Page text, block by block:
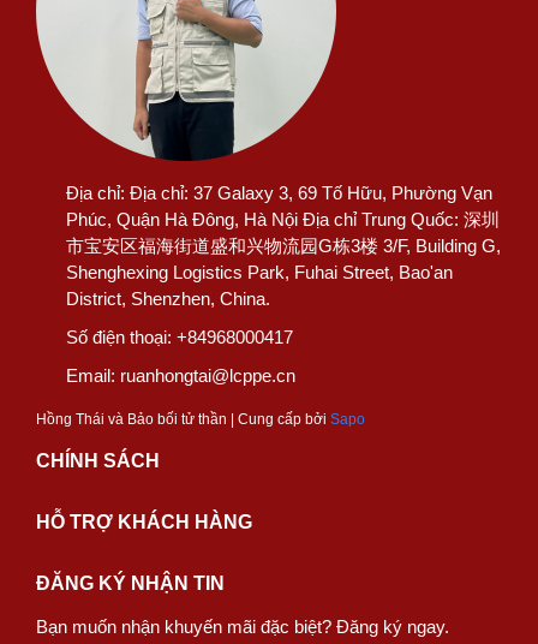
Địa chỉ: Địa chỉ: 37 Galaxy 3, 69 Tố Hữu, Phường Vạn
Phúc, Quận Hà Đông, Hà Nội Địa chỉ Trung Quốc: 深圳
市宝安区福海街道盛和兴物流园G栋3楼 3/F, Building G,
Shenghexing Logistics Park, Fuhai Street, Bao'an
District, Shenzhen, China.
Số điện thoại: +84968000417
Email: ruanhongtai@lcppe.cn
Hồng Thái và Bảo bối tử thần | Cung cấp bởi Sapo
CHÍNH SÁCH
HỖ TRỢ KHÁCH HÀNG
ĐĂNG KÝ NHẬN TIN
Bạn muốn nhận khuyến mãi đặc biệt? Đăng ký ngay.